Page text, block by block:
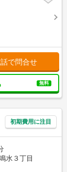
で問合せ
無料
初期費用に注目
水３丁目